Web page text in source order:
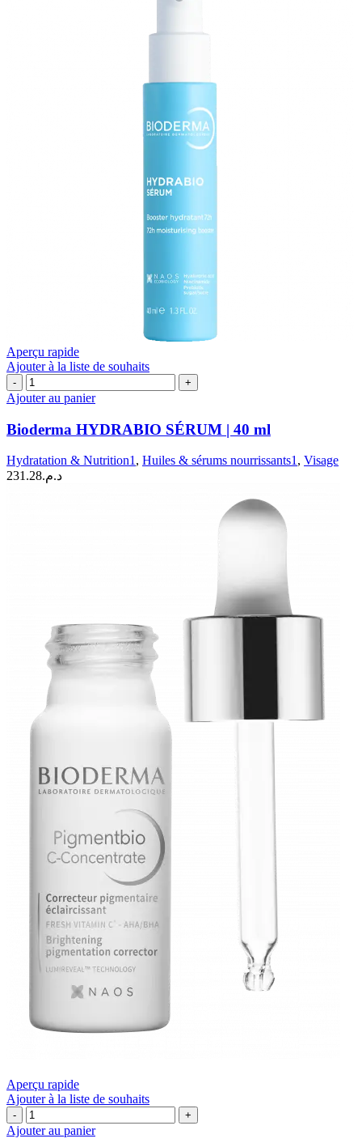
Aperçu rapide
Ajouter à la liste de souhaits
quantité
de
Bioderma
HYDRABIO
SÉRUM
|
40
ml
Ajouter au panier
Bioderma HYDRABIO SÉRUM | 40 ml
Hydratation & Nutrition1 , Huiles & sérums nourrissants1 , Visage
د.م.231.28
Aperçu rapide
Ajouter à la liste de souhaits
quantité
de
Bioderma
Ajouter au panier